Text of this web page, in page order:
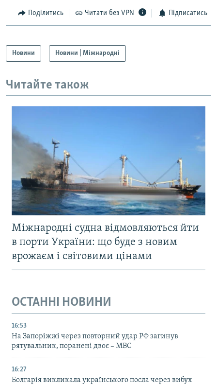
Поділитись Читати без VPN Підписатись
Новини Новини | Міжнародні
Читайте також
Міжнародні судна відмовляються йти
в порти України: що буде з новим
врожаєм і світовими цінами
ОСТАННІ НОВИНИ
16:53
На Запоріжжі через повторний удар РФ загинув
рятувальник, поранені двоє – МВС
16:27
Болгарія викликала українського посла через вибух